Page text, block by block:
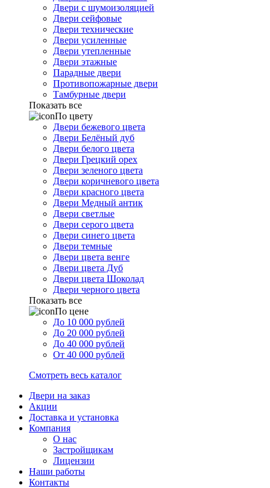
Двери с шумоизоляцией
Двери сейфовые
Двери технические
Двери усиленные
Двери утепленные
Двери этажные
Парадные двери
Противопожарные двери
Тамбурные двери
Показать все
По цвету
Двери бежевого цвета
Двери Белёный дуб
Двери белого цвета
Двери Грецкий орех
Двери зеленого цвета
Двери коричневого цвета
Двери красного цвета
Двери Медный антик
Двери светлые
Двери серого цвета
Двери синего цвета
Двери темные
Двери цвета венге
Двери цвета Дуб
Двери цвета Шоколад
Двери черного цвета
Показать все
По цене
До 10 000 рублей
До 20 000 рублей
До 40 000 рублей
От 40 000 рублей
Смотреть весь каталог
Двери на заказ
Акции
Доставка и установка
Компания
О нас
Застройщикам
Лицензии
Наши работы
Контакты